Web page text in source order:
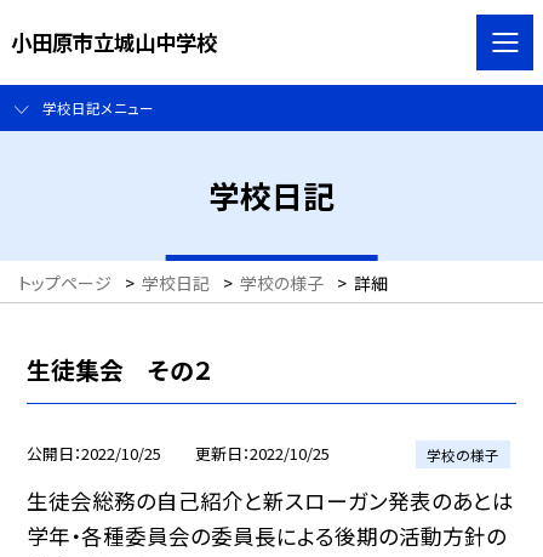
小田原市立城山中学校
学校日記メニュー
学校日記
トップページ > 学校日記 > 学校の様子 > 詳細
生徒集会 その２
公開日 2022/10/25 更新日 2022/10/25 学校の様子
生徒会総務の自己紹介と新スローガン発表のあとは
学年・各種委員会の委員長による後期の活動方針の